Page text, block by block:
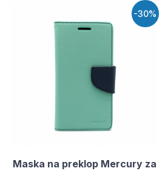
-30%
Maska na preklop Mercury za